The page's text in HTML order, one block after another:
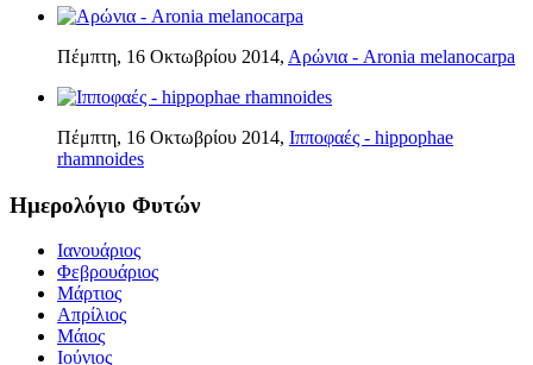
Πέμπτη, 16 Οκτωβρίου 2014, Αρώνια - Aronia melanocarpa
Πέμπτη, 16 Οκτωβρίου 2014, Ιπποφαές - hippophae
rhamnoides
Ημερολόγιο Φυτών
Ιανουάριος
Φεβρουάριος
Μάρτιος
Απρίλιος
Μάιος
Ιούνιος